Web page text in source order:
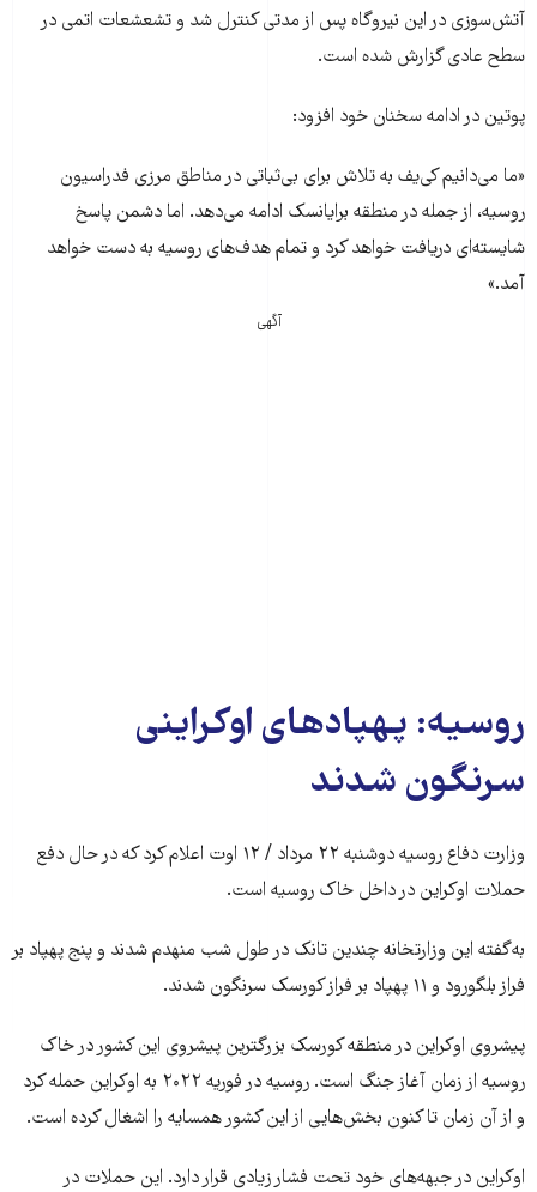
آتش‌سوزی در این نیروگاه پس از مدتی کنترل شد و تشعشعات اتمی در
سطح عادی گزارش شده است.
پوتین در ادامه سخنان خود افزود:
«ما می‌دانیم کی‌یف به تلاش برای بی‌ثباتی در مناطق مرزی فدراسیون
روسیه، از جمله در منطقه برایانسک ادامه می‌دهد. اما دشمن پاسخ
شایسته‌ای دریافت خواهد کرد و تمام هدف‌های روسیه به دست خواهد
آمد.»
آگهی
روسیه: پهپادهای اوکراینی
سرنگون شدند
وزارت دفاع روسیه دوشنبه ۲۲ مرداد / ۱۲ اوت اعلام کرد که در حال دفع
حملات اوکراین در داخل خاک روسیه است.
به‌گفته این وزارتخانه چندین تانک در طول شب منهدم شدند و پنج پهپاد بر
فراز بلگورود و ۱۱ پهپاد بر فراز کورسک سرنگون شدند.
پیشروی اوکراین در منطقه کورسک بزرگترین پیشروی این کشور در خاک
روسیه از زمان آغاز جنگ است. روسیه در فوریه ۲۰۲۲ به اوکراین حمله کرد
و از آن زمان تا کنون بخش‌هایی از این کشور همسایه را اشغال کرده است.
اوکراین در جبهه‌های خود تحت فشار زیادی قرار دارد. این حملات در